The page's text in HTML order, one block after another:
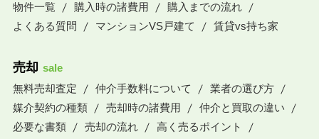
物件一覧
購入時の諸費用
購入までの流れ
よくある質問
マンションVS戸建て 賃貸vs持ち家
売却 sale
無料売却査定
仲介手数料について
業者の選び方
媒介契約の種類
売却時の諸費用
仲介と買取の違い
必要な書類
売却の流れ
高く売るポイント